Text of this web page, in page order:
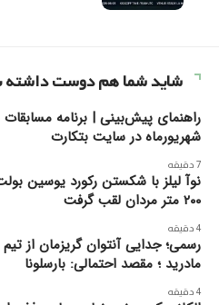
شاید شما هم دوست داشته
شهریورماه در سایت بتکارت
7 دقیقه
نوآ لیلز با شکستن رکورد یوسین
۲۰۰ متر مردان لقب گرفت
4 دقیقه
رسمی؛ جدایی آنتوان گریزمان از تیم
مادرید ؛ مقصد احتمالی: بارسلونا
4 دقیقه